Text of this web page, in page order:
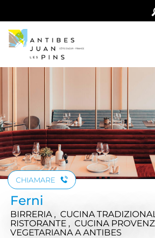
CHIAMARE
Ferni
BIRRERIA , CUCINA
RISTORANTE , CUCINA
VEGETARIANA A ANTIBES